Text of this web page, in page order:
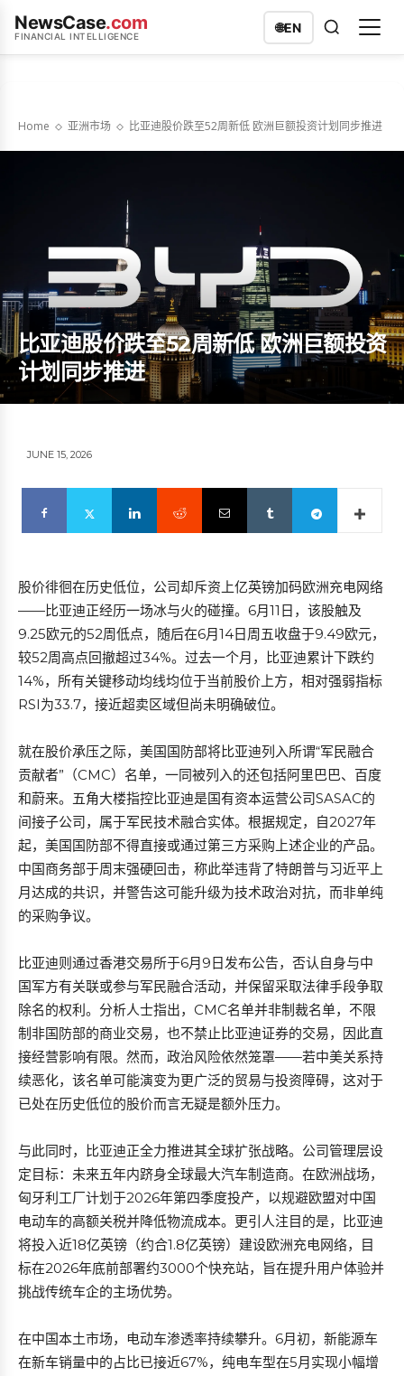
NewsCase.com
FINANCIAL INTELLIGENCE
🌐EN
Home 亚洲市场 比亚迪股价跌至52周新低 欧洲巨额投资计划同步推进
比亚迪股价跌至52周新低 欧洲巨额投资
计划同步推进
JUNE 15, 2026
股价徘徊在历史低位，公司却斥资上亿英镑加码欧洲充电网络
——比亚迪正经历一场冰与火的碰撞。6月11日，该股触及
9.25欧元的52周低点，随后在6月14日周五收盘于9.49欧元，
较52周高点回撤超过34%。过去一个月，比亚迪累计下跌约
14%，所有关键移动均线均位于当前股价上方，相对强弱指标
RSI为33.7，接近超卖区域但尚未明确破位。
就在股价承压之际，美国国防部将比亚迪列入所谓“军民融合
贡献者”（CMC）名单，一同被列入的还包括阿里巴巴、百度
和蔚来。五角大楼指控比亚迪是国有资本运营公司SASAC的
间接子公司，属于军民技术融合实体。根据规定，自2027年
起，美国国防部不得直接或通过第三方采购上述企业的产品。
中国商务部于周末强硬回击，称此举违背了特朗普与习近平上
月达成的共识，并警告这可能升级为技术政治对抗，而非单纯
的采购争议。
比亚迪则通过香港交易所于6月9日发布公告，否认自身与中
国军方有关联或参与军民融合活动，并保留采取法律手段争取
除名的权利。分析人士指出，CMC名单并非制裁名单，不限
制非国防部的商业交易，也不禁止比亚迪证券的交易，因此直
接经营影响有限。然而，政治风险依然笼罩——若中美关系持
续恶化，该名单可能演变为更广泛的贸易与投资障碍，这对于
已处在历史低位的股价而言无疑是额外压力。
与此同时，比亚迪正全力推进其全球扩张战略。公司管理层设
定目标：未来五年内跻身全球最大汽车制造商。在欧洲战场，
匈牙利工厂计划于2026年第四季度投产，以规避欧盟对中国
电动车的高额关税并降低物流成本。更引人注目的是，比亚迪
将投入近18亿英镑（约合1.8亿英镑）建设欧洲充电网络，目
标在2026年底前部署约3000个快充站，旨在提升用户体验并
挑战传统车企的主场优势。
在中国本土市场，电动车渗透率持续攀升。6月初，新能源车
在新车销量中的占比已接近67%，纯电车型在5月实现小幅增